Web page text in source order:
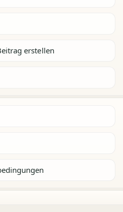
erstellen